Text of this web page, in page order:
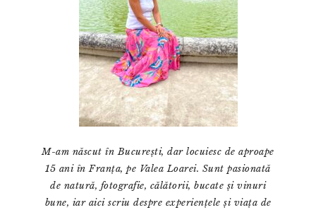
M-am născut în București, dar locuiesc de aproape
15 ani în Franța, pe Valea Loarei. Sunt pasionată
de natură, fotografie, călătorii, bucate și vinuri
bune, iar aici scriu despre experiențele și viața de